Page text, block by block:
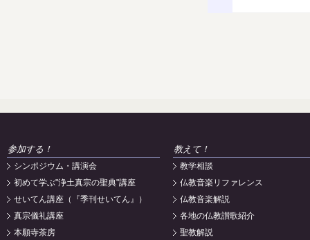
参加する！
シンポジウム・講演会
初めて学ぶ"浄土真宗の聖典"講座
せいてん講座（『季刊せいてん』）
真宗儀礼講座
本願寺茶房
教えて！
教学相談
仏教音楽リファレンス
仏教音楽解説
各地の仏教讃歌紹介
聖教解説